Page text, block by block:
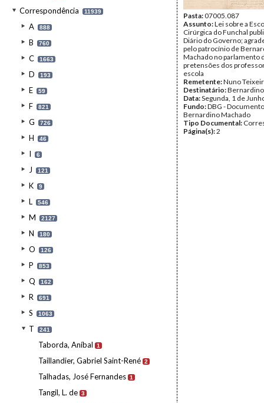
Correspondência 11939
A 888
B 760
C 1663
D 193
E 59
F 821
G 726
H 46
I 6
J 121
K 9
L 546
M 2127
N 180
O 126
P 853
Q 162
R 691
S 1063
T 241
Taborda, Aníbal 1
Taillandier, Gabriel Saint-René 2
Talhadas, José Fernandes 1
Tangil, L. de 3
Pasta:07005.087
Assunto:Lei sobre a
Cirúrgica do Funchal
Diário do Governo;
pelo patrocínio de
Machado no parlamento
pretensões dos
escola
Remetente:Nuno
Destinatário:
Data:Segunda, 1 de
Fundo:DBG -
Bernardino Machado
Tipo Documental:
Página(s):2